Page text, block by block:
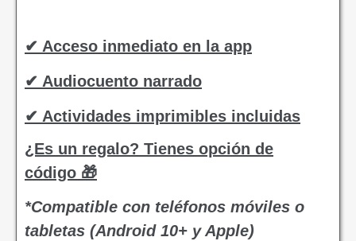
✔ Acceso inmediato en la app
✔ Audiocuento narrado
✔ Actividades imprimibles incluidas
¿Es un regalo? Tienes opción de
código 🎁
*Compatible con teléfonos móviles o
tabletas (Android 10+ y Apple)